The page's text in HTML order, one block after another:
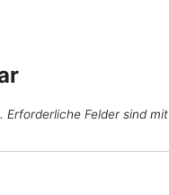
Erforderliche Felder sind mit